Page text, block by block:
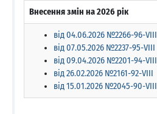
Внесення змін на 2026 рік
від 04.06.2026 №2266-96-VIII
від 07.05.2026 №2237-95-VIII
від 09.04.2026 №2201-94-VIII
від 26.02.2026 №2161-92-VIII
від 15.01.2026 №2045-90-VIII